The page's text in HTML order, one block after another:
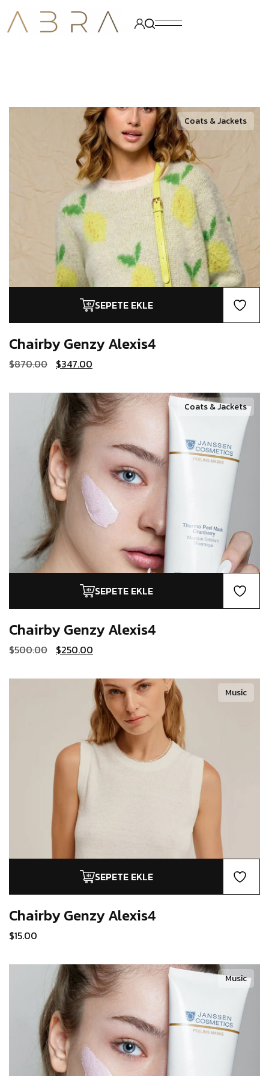
SEPETE EKLE
Coats & Jackets
Chairby GenzyAlexis4
$870.00 Orijinal
fiyat:
$347.00
andaki
$347.00.
SEPETE EKLE
Coats & Jackets
Chairby GenzyAlexis4
$500.00 Orijinal
fiyat:
$250.00
andaki
$250.00.
SEPETE EKLE
Music
Chairby GenzyAlexis4
$15.00
Music